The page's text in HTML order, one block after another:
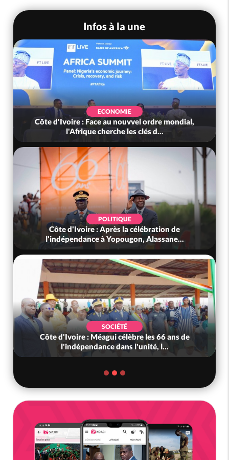
Infos à la une
SOCIÉTÉ
Côte d'Ivoire : Indépendance, le GNL Apalo
Touré aux Gendarmes : « Renouvel...
SOCIÉTÉ
Côte d'Ivoire : L'arnaque au Mobile Money par
liens frauduleux se répand ac...
SOCIÉTÉ
Côte d'Ivoire-Mali : L'entrepreneur malien
Adama Kanté dans les mailles de...